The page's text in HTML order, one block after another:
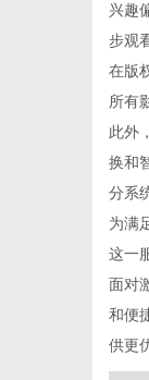
兴趣
步观
在版
所有
此外
换和
分系
为满
这一
面对
和便
供更